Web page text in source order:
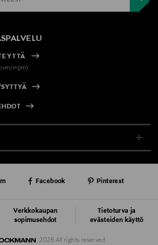
mpm)
2026 All rights reserved
Verkkokaupan
sopimusehdot
Tietoturva ja
evästeiden käyttö
Facebook Pinterest